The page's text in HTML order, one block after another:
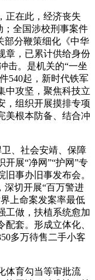
在此，经济丧失
；全国涉校刑事案件
部分鞭策细化《中华
章，已累计供给身份
击。是机关的“一坐
540起，新时代铁军
中攻坚，聚焦科技立
，组织开展摸排专项
美根本防备、结合冲
、社会安靖、保障
开展“净网”“护网”专
事办旧事发布会。
深切开展“百万警进
上命案发案率最低
工做，扶植系统愈加
套。形成立体化、
多万待售二手小客
育勾当等审批流